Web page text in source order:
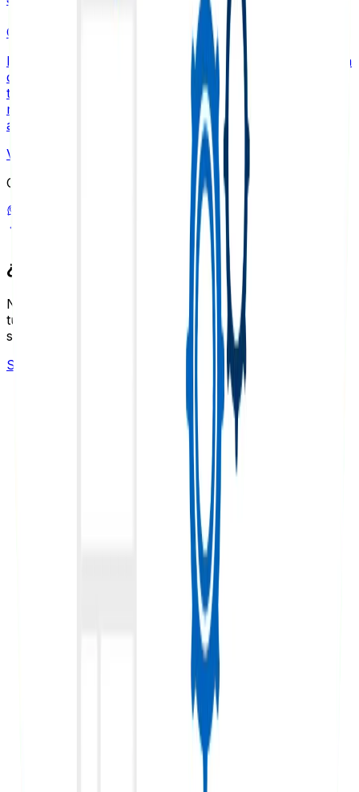
CTO
Especialista en SEO Técnico y Analítica. Con más de una
década de experiencia, Sebastián combina estrategia,
técnica y análisis para potenciar la visibilidad de
negocios en buscadores. Apasionado por la
automatización y la eficiencia operativa con IA.
Ver más artículos de
Sebastián →
Compartir este articulo
¿Necesitas ayuda con tu SEO?
Nuestro equipo de expertos puede ayudarte a mejorar
tu posicionamiento y aumentar el trafico organico de tu
sitio web.
Solicitar asesoria gratuita
¿Cuáles son las diferencias entre SEO y SEM?
Si llevas tiempo en el mundo del marketing digital, es
probable que hayas escuchado los términos SEO y SEM
SEO Off Page y su función en la estrategia web
Tu sitio puede tener el mejor contenido y la estructura
técnica más sólida, pero si nadie habla de ti fuera …